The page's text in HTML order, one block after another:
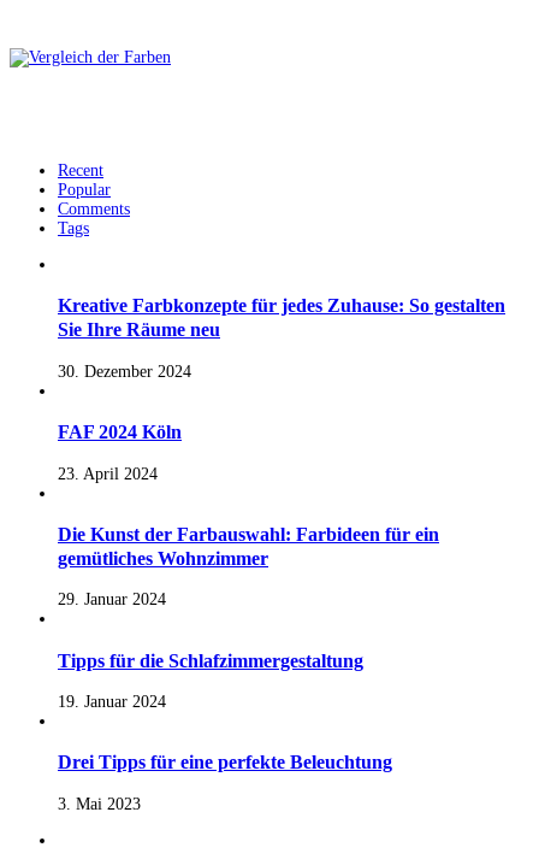
Recent
Popular
Comments
Tags
Kreative Farbkonzepte für jedes Zuhause: So gestalten
Sie Ihre Räume neu
30. Dezember 2024
FAF 2024 Köln
23. April 2024
Die Kunst der Farbauswahl: Farbideen für ein
gemütliches Wohnzimmer
29. Januar 2024
Tipps für die Schlafzimmergestaltung
19. Januar 2024
Drei Tipps für eine perfekte Beleuchtung
3. Mai 2023